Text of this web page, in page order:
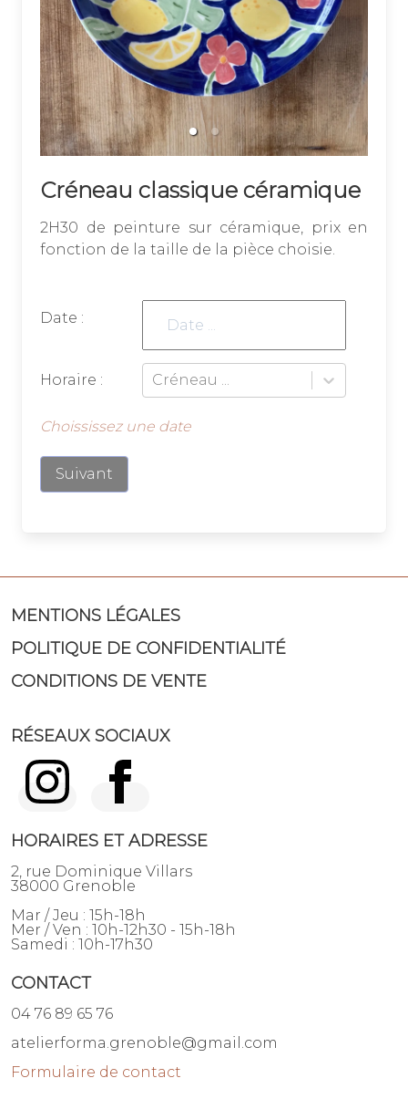
Créneau classique céramique
2H30 de peinture sur céramique, prix en
fonction de la taille de la pièce choisie.
Date :
Horaire : Créneau ...
Choississez une date
Suivant
MENTIONS LÉGALES
POLITIQUE DE CONFIDENTIALITÉ
CONDITIONS DE VENTE
RÉSEAUX SOCIAUX
HORAIRES ET ADRESSE
2, rue Dominique Villars
38000 Grenoble
Mar / Jeu : 15h-18h
Mer / Ven : 10h-12h30 - 15h-18h
Samedi : 10h-17h30
CONTACT
04 76 89 65 76
atelierforma.grenoble@gmail.com
Formulaire de contact